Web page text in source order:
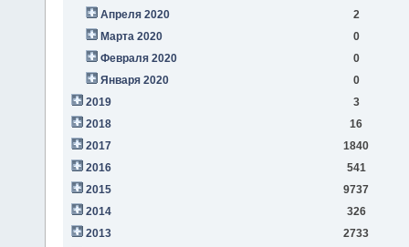
Апреля 2020
2
Марта 2020
0
Февраля 2020
0
Января 2020
0
2019
3
2018
16
2017
1840
2016
541
2015
9737
2014
326
2013
2733